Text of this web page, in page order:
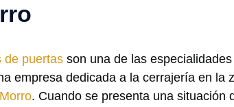
de puertas son una de las
empresa dedicada a la cerrajería en la
. Cuando se presenta una situación